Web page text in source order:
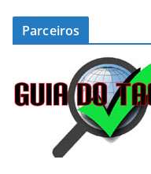
Parceiros